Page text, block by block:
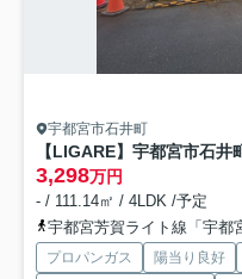
宇都宮市石井町
【LIGARE】宇都宮市石井
3,298万円
- / 111.14㎡ / 4LDK /予定
宇都宮芳賀ライト線「宇都
プロパンガス 陽当り良好